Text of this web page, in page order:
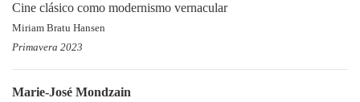
Cine clásico como modernismo vernacular
Miriam Bratu Hansen
Primavera 2023
Marie-José Mondzain